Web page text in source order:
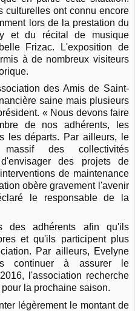
culturelles ont connu encore
lors de la prestation du
et du récital de musique
Frizac. L'exposition de
à de nombreux visiteurs
des Amis de Saint-
saine mais plusieurs
« Nous devons faire
de nos adhérents, les
les départs. Par ailleurs, le
massif des collectivités
des projets de
de maintenance
obère gravement l'avenir
le responsable de la
des adhérents afin qu'ils
et qu'ils participent plus
Par ailleurs, Evelyne
continuer à assurer le
l'association recherche
la prochaine saison.
légèrement le montant de